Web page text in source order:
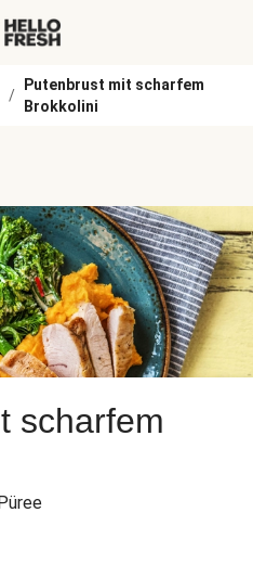
/
Putenbrust mit scharfem
Brokkolini
scharfem